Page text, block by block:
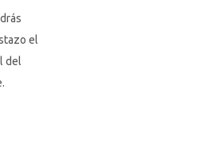
el
del